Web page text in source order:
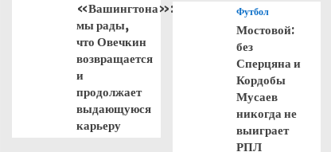
«Вашингтона»:
мы рады,
что Овечкин
возвращается
и
продолжает
выдающуюся
карьеру
Футбол
Мостовой:
без
Сперцяна и
Кордобы
Мусаев
никогда не
выиграет
РПЛ